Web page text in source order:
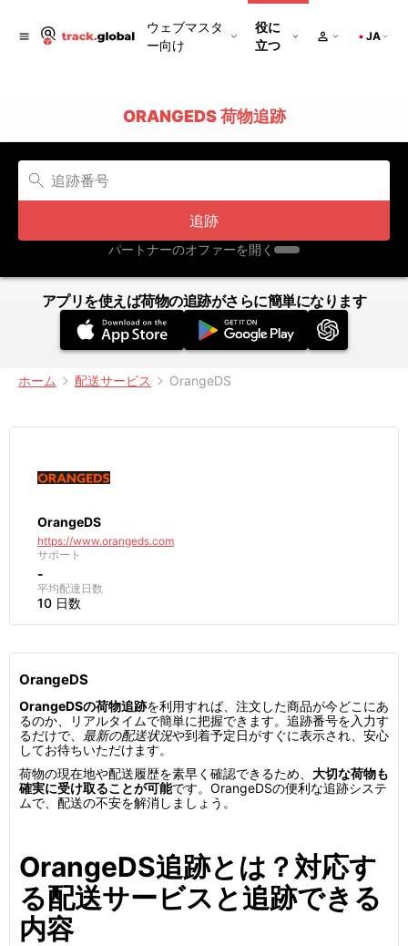
ウェブマスタ
ー向け
役に
立つ
JA
ORANGEDS 荷物追跡
追跡
パートナーのオファーを開く
アプリを使えば荷物の追跡がさらに簡単になります
ホーム 配送サービス OrangeDS
OrangeDS
https://www.orangeds.com
サポート
-
平均配達日数
10 日数
OrangeDS
OrangeDSの荷物追跡を利用すれば、注文した商品が今どこにあ
るのか、リアルタイムで簡単に把握できます。追跡番号を入力す
るだけで、 最新の配送状況や到着予定日がすぐに表示され、安心
してお待ちいただけます。
荷物の現在地や配送履歴を素早く確認できるため、 大切な荷物も
確実に受け取ることが可能です。OrangeDSの便利な追跡システ
ムで、配送の不安を解消しましょう。
OrangeDS追跡とは？対応す
る配送サービスと追跡できる
内容